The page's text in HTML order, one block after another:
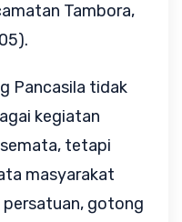
Tambora,
Pancasila tidak
kegiatan
tetapi
masyarakat
persatuan, gotong